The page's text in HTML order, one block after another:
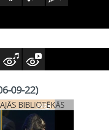
09-22)
BIBLIOTĒKĀS